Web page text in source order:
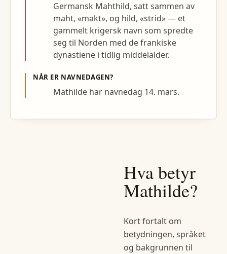
Germansk Mahthild, satt sammen av
maht, «makt», og hild, «strid» — et
gammelt krigersk navn som spredte
seg til Norden med de frankiske
dynastiene i tidlig middelalder.
NÅR ER NAVNEDAGEN?
Mathilde har navnedag 14. mars.
Hva betyr
Mathilde?
Kort fortalt om
betydningen, språket
og bakgrunnen til